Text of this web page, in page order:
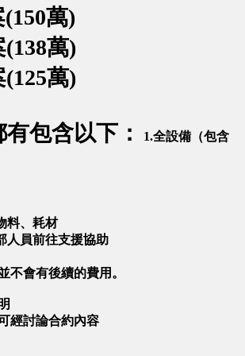
萬)
萬)
萬)
包含以下：
1.全設備（包含
料、耗材
人員前往支援協助
不會有後續的費用。
經討論合約內容